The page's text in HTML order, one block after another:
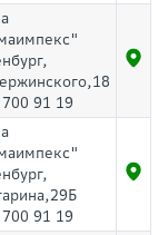
91 19
91 19